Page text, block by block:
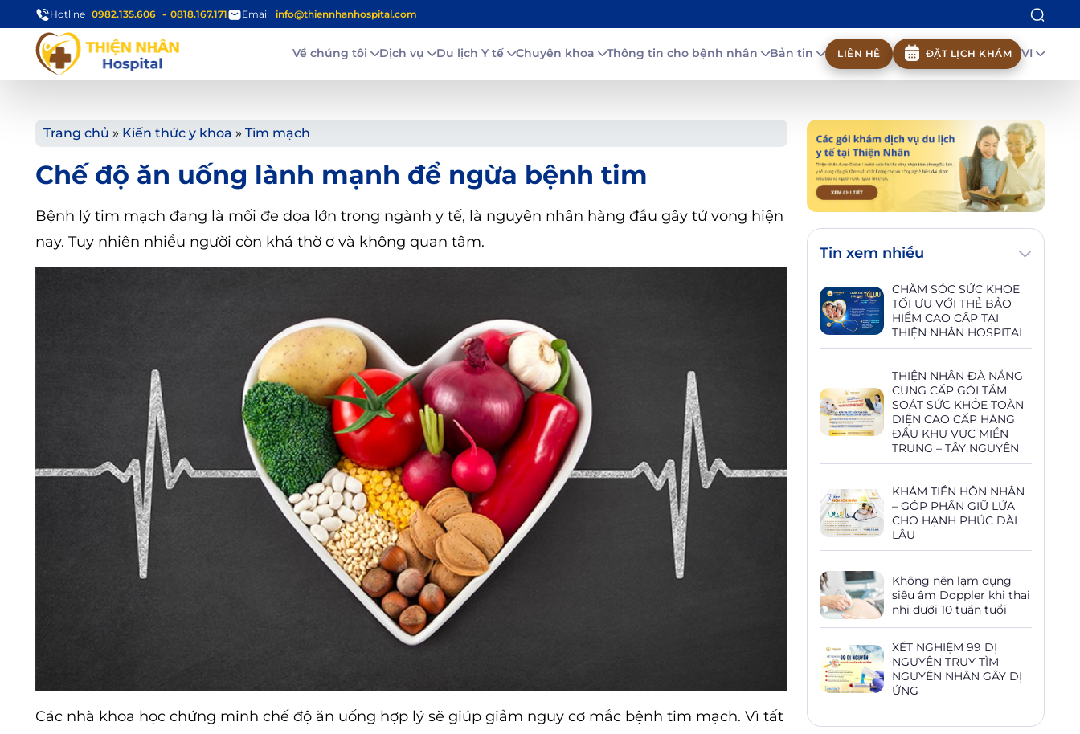
Hotline 0982.135.606 0818.167.171 Email info@thiennhanhospital.com
Về chúng tôi Dịch vụ Du lịch Y tế Chuyên khoa Thông tin cho bệnh nhân Bản tin LIÊN HỆ ĐẶT LỊCH KHÁM VI
Trang chủ » Kiến thức y khoa » Tim mạch
Chế độ ăn uống lành mạnh để ngừa bệnh tim
Bệnh lý tim mạch đang là mối đe dọa lớn trong ngành y tế, là nguyên nhân hàng đầu gây tử vong hiện
nay. Tuy nhiên nhiều người còn khá thờ ơ và không quan tâm.
Các nhà khoa học chứng minh chế độ ăn uống hợp lý sẽ giúp giảm nguy cơ mắc bệnh tim mạch. Vì tất
Tin xem nhiều
CHĂM SÓC SỨC KHỎE
TỐI ƯU VỚI THẺ BẢO
HIỂM CAO CẤP TẠI
THIỆN NHÂN HOSPITAL
THIỆN NHÂN ĐÀ NẴNG
CUNG CẤP GÓI TẦM
SOÁT SỨC KHỎE TOÀN
DIỆN CAO CẤP HÀNG
ĐẦU KHU VỰC MIỀN
TRUNG – TÂY NGUYÊN
KHÁM TIỀN HÔN NHÂN
– GÓP PHẦN GIỮ LỬA
CHO HẠNH PHÚC DÀI
LÂU
Không nên lạm dụng
siêu âm Doppler khi thai
nhi dưới 10 tuần tuổi
XÉT NGHIỆM 99 DỊ
NGUYÊN TRUY TÌM
NGUYÊN NHÂN GÂY DỊ
ỨNG